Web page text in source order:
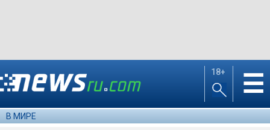
18+ ☰
В МИРЕ